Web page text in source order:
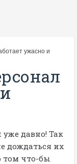
ужасно и
уже давно! Так
дождаться их
том что-бы